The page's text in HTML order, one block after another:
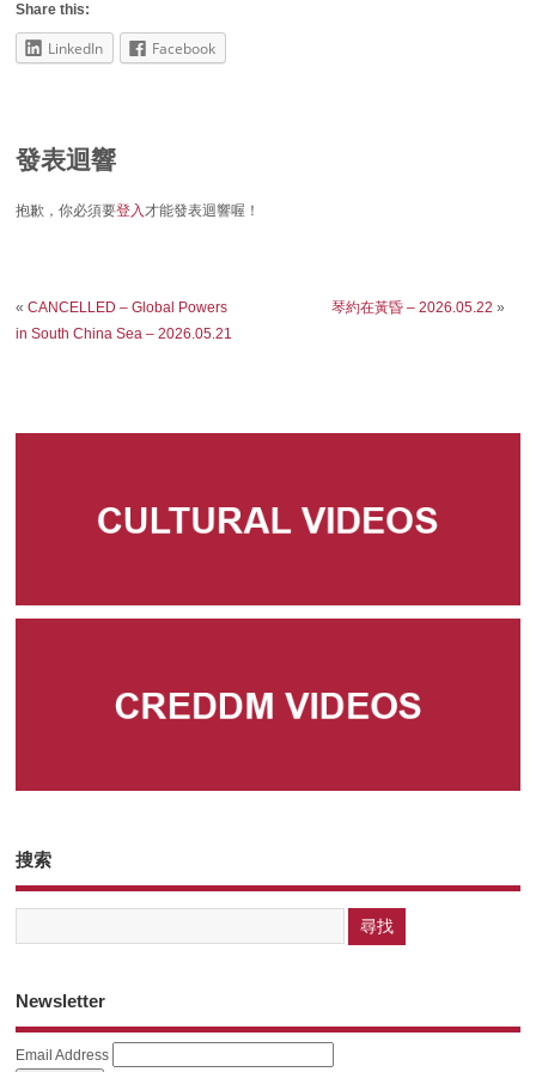
Share this:
LinkedIn Facebook
發表迴響
抱歉，你必須要登入才能發表迴響喔！
«CANCELLED – Global Powers
in South China Sea – 2026.05.21
琴約在黃昏 – 2026.05.22 »
搜索
Newsletter
Email Address